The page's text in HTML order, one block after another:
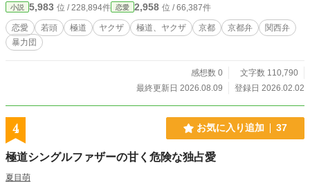
小説 5,983 位 / 228,894件 恋愛 2,958 位 / 66,387件
恋愛 若頭 極道 ヤクザ 極道、ヤクザ 京都 京都弁
関西弁
暴力団
感想数 0
文字数 110,790
最終更新日 2026.08.09
登録日 2026.02.02
4 お気に入り追加 37
極道シングルファザーの甘く危険な独占愛
夏目萌